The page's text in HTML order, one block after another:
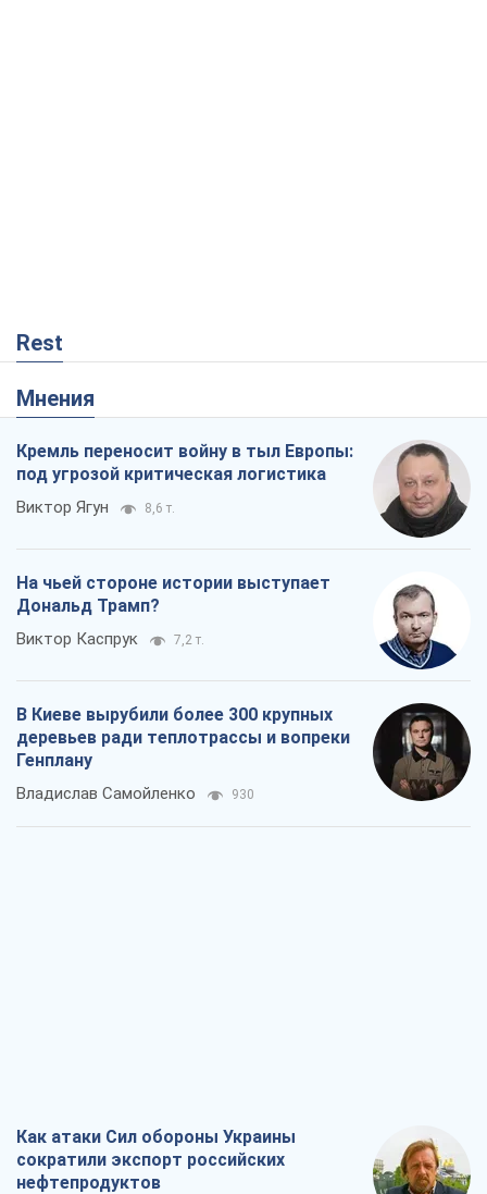
Rest
Мнения
Кремль переносит войну в тыл Европы:
под угрозой критическая логистика
Виктор Ягун 8,6 т.
На чьей стороне истории выступает
Дональд Трамп?
Виктор Каспрук 7,2 т.
В Киеве вырубили более 300 крупных
деревьев ради теплотрассы и вопреки
Генплану
Владислав Самойленко 930
Как атаки Сил обороны Украины
сократили экспорт российских
нефтепродуктов